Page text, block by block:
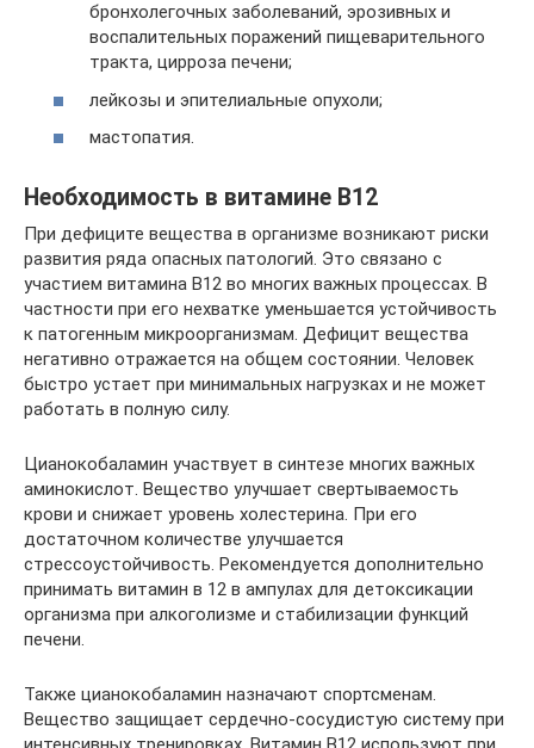
бронхолегочных заболеваний, эрозивных и
воспалительных поражений пищеварительного
тракта, цирроза печени;
лейкозы и эпителиальные опухоли;
мастопатия.
Необходимость в витамине В12
При дефиците вещества в организме возникают риски
развития ряда опасных патологий. Это связано с
участием витамина В12 во многих важных процессах. В
частности при его нехватке уменьшается устойчивость
к патогенным микроорганизмам. Дефицит вещества
негативно отражается на общем состоянии. Человек
быстро устает при минимальных нагрузках и не может
работать в полную силу.
Цианокобаламин участвует в синтезе многих важных
аминокислот. Вещество улучшает свертываемость
крови и снижает уровень холестерина. При его
достаточном количестве улучшается
стрессоустойчивость. Рекомендуется дополнительно
принимать витамин в 12 в ампулах для детоксикации
организма при алкоголизме и стабилизации функций
печени.
Также цианокобаламин назначают спортсменам.
Вещество защищает сердечно-сосудистую систему при